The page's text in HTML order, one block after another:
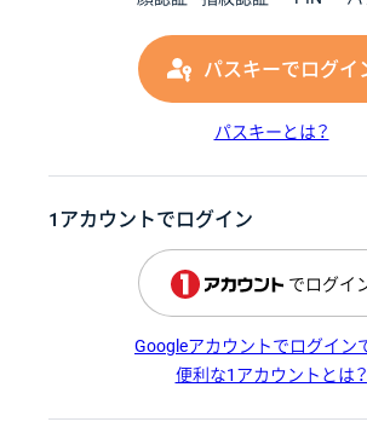
パスキーでログイ
パスキーとは？
1アカウントでログイン
でログイ
Googleアカウントでログイン
便利な1アカウントとは？